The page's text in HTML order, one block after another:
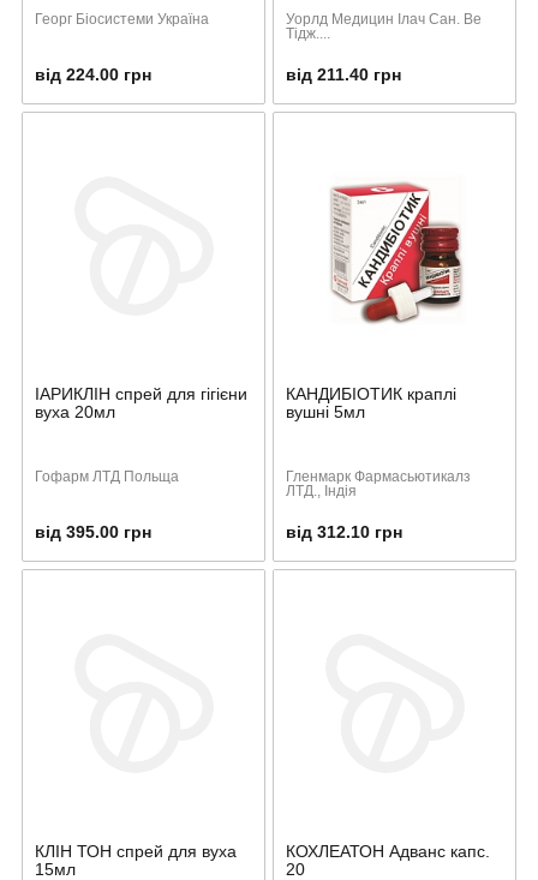
Георг Біосистеми Україна
від 224.00 грн
Уорлд Медицин Ілач Сан. Ве
Тідж....
від 211.40 грн
ІАРИКЛІН спрей для гігієни
вуха 20мл
Гофарм ЛТД Польща
від 395.00 грн
КАНДИБІОТИК краплі
вушні 5мл
Гленмарк Фармасьютикалз
ЛТД., Індія
від 312.10 грн
КЛІН ТОН спрей для вуха
15мл
КОХЛЕАТОН Адванс капс.
20